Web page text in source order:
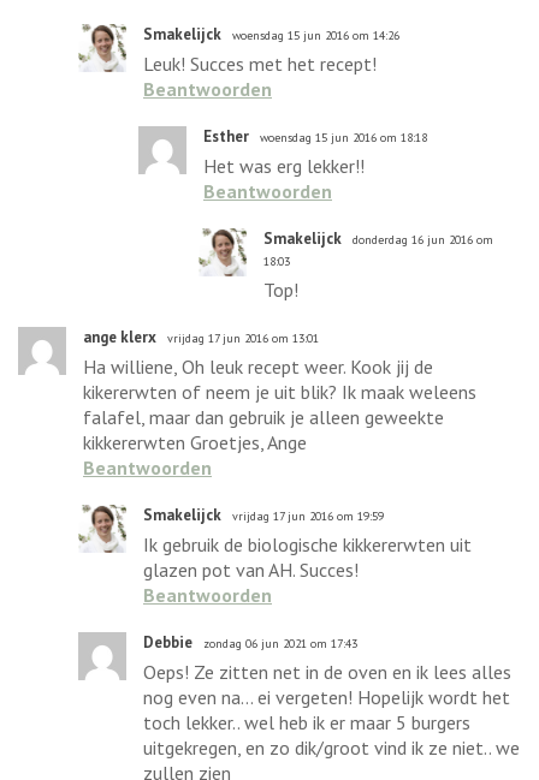
Smakelijck woensdag 15 jun 2016 om 14:26
Leuk! Succes met het recept!
Beantwoorden
Esther woensdag 15 jun 2016 om 18:18
Het was erg lekker!!
Beantwoorden
Smakelijck
donderdag 16 jun 2016 om
18:03
Top!
ange klerx vrijdag 17 jun 2016 om 13:01
Ha williene, Oh leuk recept weer. Kook jij de
kikererwten of neem je uit blik? Ik maak weleens
falafel, maar dan gebruik je alleen geweekte
kikkererwten Groetjes, Ange
Beantwoorden
Smakelijck vrijdag 17 jun 2016 om 19:59
Ik gebruik de biologische kikkererwten uit
glazen pot van AH. Succes!
Beantwoorden
Debbie zondag 06 jun 2021 om 17:43
Oeps! Ze zitten net in de oven en ik lees alles
nog even na... ei vergeten! Hopelijk wordt het
toch lekker.. wel heb ik er maar 5 burgers
uitgekregen, en zo dik/groot vind ik ze niet.. we
zullen zien